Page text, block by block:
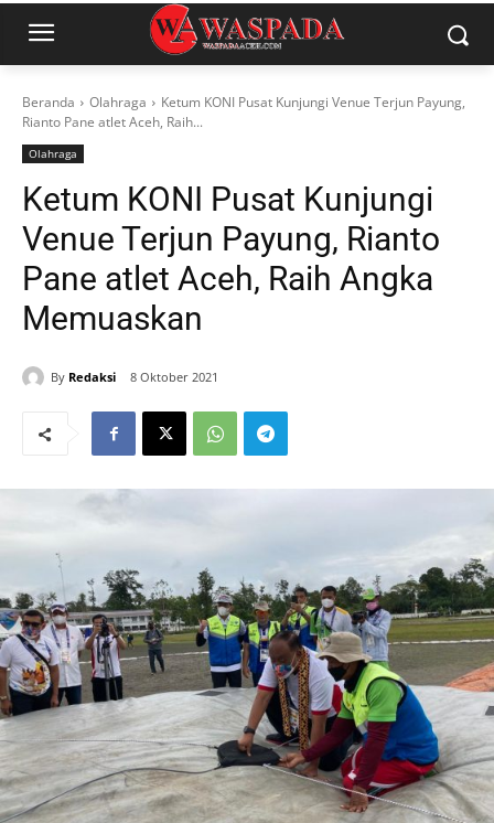
Beranda Olahraga
Ketum KONI Pusat Kunjungi Venue Terjun Payung,
Rianto Pane atlet Aceh, Raih...
Olahraga
Ketum KONI Pusat Kunjungi
Venue Terjun Payung, Rianto
Pane atlet Aceh, Raih Angka
Memuaskan
By Redaksi 8 Oktober 2021